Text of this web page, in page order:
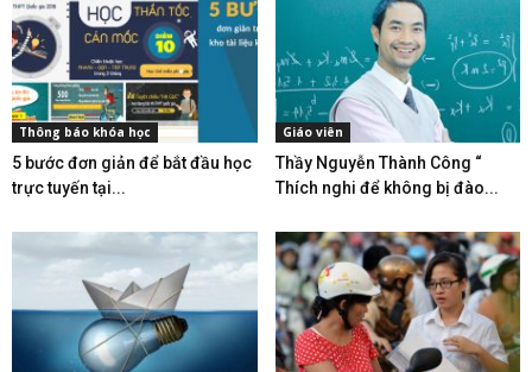
Thông báo khóa học
5 bước đơn giản để bắt đầu học
trực tuyến tại...
Giáo viên
Thầy Nguyễn Thành Công “
Thích nghi để không bị đào...